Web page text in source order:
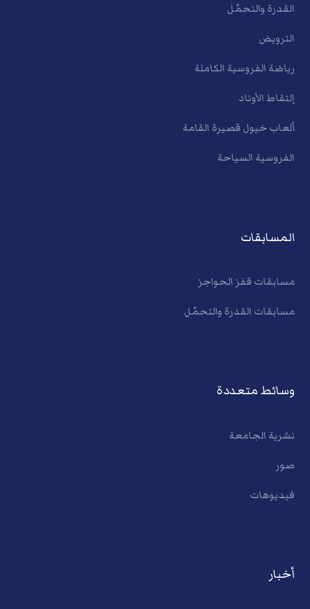
القدرة والتحمّل
الترويض
رياضة الفروسية الكاملة
إلتقاط الأوتاد
ألعاب خيول قصيرة القامة
الفروسية السياحة
المسابقات
مسابقات قفز الحواجز
مسابقات القدرة والتحمّل
وسائط متعددة
نشرية الجامعة
صور
فيديوهات
أخبار